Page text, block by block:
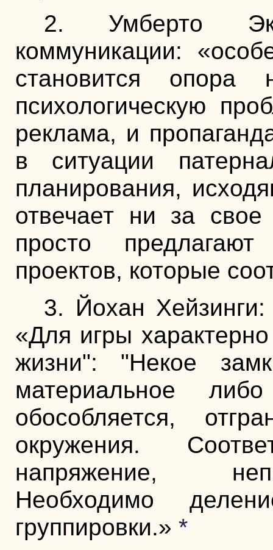
2. Умберто
коммуникации:
становится опора
психологическую
реклама, и
в ситуации
планирования,
отвечает ни за
просто
проектов, которые
3. Йохан
«Для игры
жизни": "Некое
материальное
обособляется,
окружения.
напряжение,
Необходимо
группировки.» *